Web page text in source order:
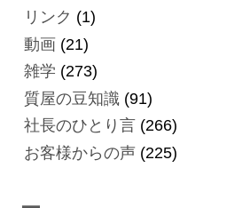
リンク (1)
動画(21)
雑学 (273)
質屋の豆知識(91)
社長のひとり言(266)
お客様からの声(225)